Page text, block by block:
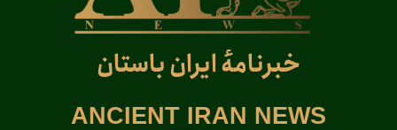
خبرنامهٔ ایران باستان
ANCIENT IRAN NEWS